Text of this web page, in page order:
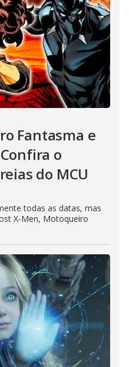
Fantasma e
o
do MCU
todas as datas, mas
X-Men, Motoqueiro